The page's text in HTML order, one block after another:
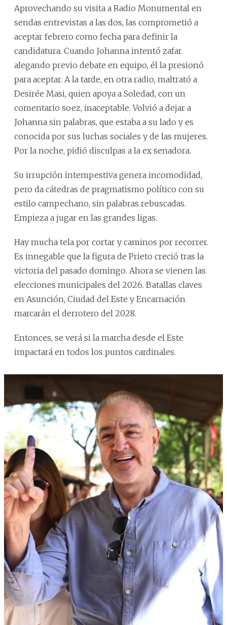
Aprovechando su visita a Radio Monumental en
sendas entrevistas a las dos, las comprometió a
aceptar febrero como fecha para definir la
candidatura. Cuando Johanna intentó zafar
alegando previo debate en equipo, él la presionó
para aceptar. A la tarde, en otra radio, maltrató a
Desirée Masi, quien apoya a Soledad, con un
comentario soez, inaceptable. Volvió a dejar a
Johanna sin palabras, que estaba a su lado y es
conocida por sus luchas sociales y de las mujeres.
Por la noche, pidió disculpas a la ex senadora.
Su irrupción intempestiva genera incomodidad,
pero da cátedras de pragmatismo político con su
estilo campechano, sin palabras rebuscadas.
Empieza a jugar en las grandes ligas.
Hay mucha tela por cortar y caminos por recorrer.
Es innegable que la figura de Prieto creció tras la
victoria del pasado domingo. Ahora se vienen las
elecciones municipales del 2026. Batallas claves
en Asunción, Ciudad del Este y Encarnación
marcarán el derrotero del 2028.
Entonces, se verá si la marcha desde el Este
impactará en todos los puntos cardinales.